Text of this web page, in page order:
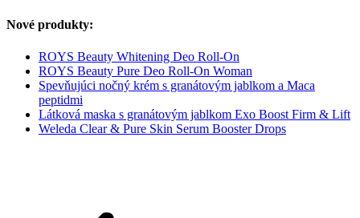
Nové produkty:
ROYS Beauty Whitening Deo Roll-On
ROYS Beauty Pure Deo Roll-On Woman
Spevňujúci nočný krém s granátovým jablkom a Maca
peptidmi
Látková maska s granátovým jablkom Exo Boost Firm & Lift
Weleda Clear & Pure Skin Serum Booster Drops